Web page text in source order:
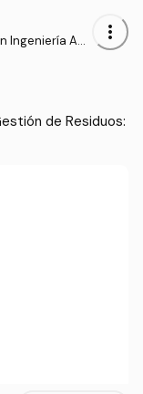
Ingeniería Agrí
more_vert
de Residuos: